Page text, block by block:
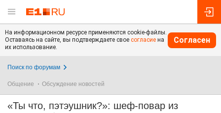
На информационном ресурсе применяются cookie-файлы.
Оставаясь на сайте, вы подтверждаете свое согласие на
их использование.
Согласен
Поиск по форумам
Общение Обсуждение новостей
«Ты что, пэтэушник?»: шеф-повар из